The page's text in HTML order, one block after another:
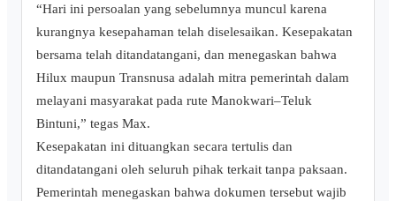
“Hari ini persoalan yang sebelumnya muncul karena
kurangnya kesepahaman telah diselesaikan. Kesepakatan
bersama telah ditandatangani, dan menegaskan bahwa
Hilux maupun Transnusa adalah mitra pemerintah dalam
melayani masyarakat pada rute Manokwari–Teluk
Bintuni,” tegas Max.
Kesepakatan ini dituangkan secara tertulis dan
ditandatangani oleh seluruh pihak terkait tanpa paksaan.
Pemerintah menegaskan bahwa dokumen tersebut wajib